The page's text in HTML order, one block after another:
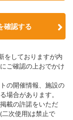
確認する
をしておりますが内
ご確認の上おでかけ
の開催情報、施設の
場合があります。
載の許諾をいただ
次使用)は禁止で